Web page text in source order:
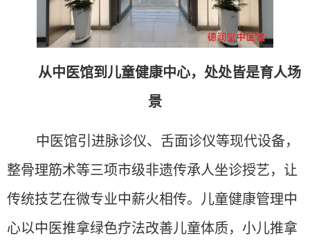
从中医馆到儿童健康中心，处处皆是育人场
景
中医馆引进脉诊仪、舌面诊仪等现代设备，
整骨理筋术等三项市级非遗传承人坐诊授艺，让
传统技艺在微专业中薪火相传。儿童健康管理中
心以中医推拿绿色疗法改善儿童体质，小儿推拿